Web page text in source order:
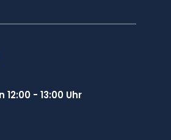
12:00 - 13:00 Uhr